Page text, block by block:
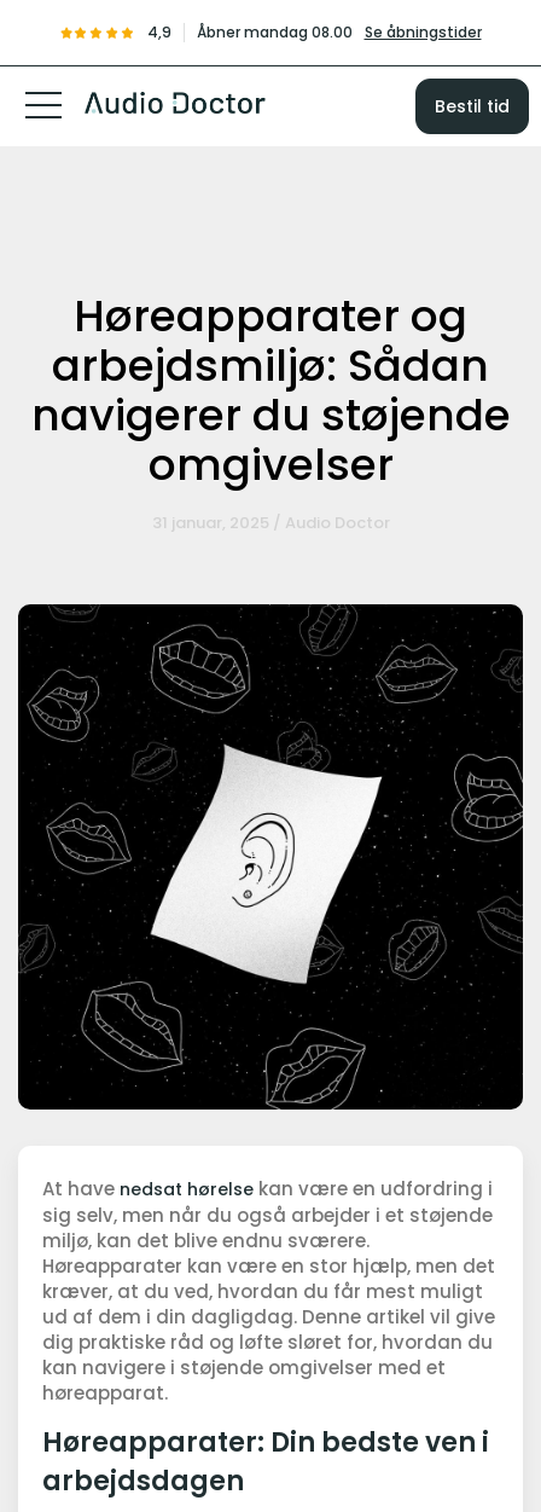
4,9 Åbner mandag 08.00 Se åbningstider
Bestil tid
Høreapparater og
arbejdsmiljø: Sådan
navigerer du støjende
omgivelser
31 januar, 2025 / Audio Doctor
At have nedsat hørelse kan være en udfordring i
sig selv, men når du også arbejder i et støjende
miljø, kan det blive endnu sværere.
Høreapparater kan være en stor hjælp, men det
kræver, at du ved, hvordan du får mest muligt
ud af dem i din dagligdag. Denne artikel vil give
dig praktiske råd og løfte sløret for, hvordan du
kan navigere i støjende omgivelser med et
høreapparat.
Høreapparater: Din bedste ven i
arbejdsdagen